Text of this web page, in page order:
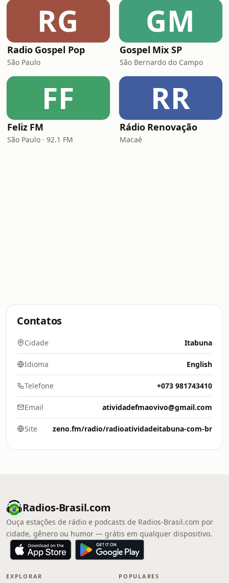
RG
Radio Gospel Pop
São Paulo
GM
Gospel Mix SP
São Bernardo do Campo
FF
Feliz FM
São Paulo · 92.1 FM
RR
Rádio Renovação
Macaé
Contatos
Cidade Itabuna
Idioma English
Telefone +073 981743410
Email atividadefmaovivo@gmail.com
Site zeno.fm/radio/radioatividadeitabuna-com-br
Radios-Brasil.com
Ouça estações de rádio e podcasts de Radios-Brasil.com por
cidade, gênero ou humor — grátis em qualquer dispositivo.
EXPLORAR POPULARES